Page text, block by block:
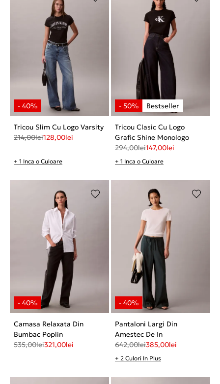
Tricou Slim Cu Logo Varsity
214,00lei128,00lei
+ 1 Inca o Culoare
Tricou Clasic Cu Logo
Grafic Shine Monologo
294,00lei147,00lei
+ 1 Inca o Culoare
Camasa Relaxata Din
Bumbac Poplin
535,00lei321,00lei
Pantaloni Largi Din
Amestec De In
642,00lei385,00lei
+ 2 Culori In Plus